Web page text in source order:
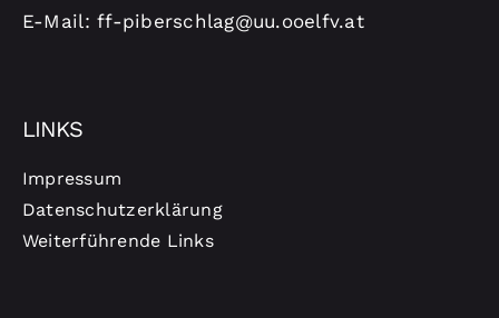
E-Mail: ff-piberschlag@uu.ooelfv.at
LINKS
Impressum
Datenschutzerklärung
Weiterführende Links